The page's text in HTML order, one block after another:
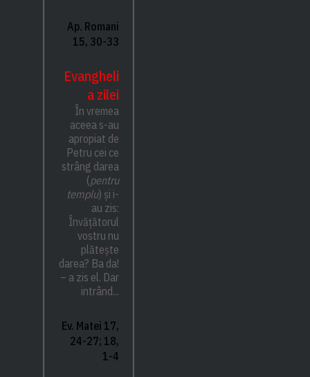
Ap. Romani
15, 30-33
Evangheli
a zilei
În vremea
aceea s-au
apropiat de
Petru cei ce
strâng darea
(pentru
templu) și i-
au zis:
Învățătorul
vostru nu
plătește
darea? Ba da!
– a zis el. Dar
intrând...
Ev. Matei 17,
24-27; 18,
1-4